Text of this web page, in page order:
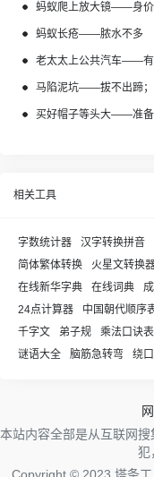
蚂蚁爬上放大镜——身价
蚂蚁长疮——脓水不多
老太太上公共汽车——
马陷泥坑——拔不出蹄；
买好帽子等头大——准
相关工具
字数统计器 汉字转换拼音
简体繁体转换
火星文转换
在线新华字典
在线词典
24点计算器
中国朝代顺序
千字文
弟子规 乘法口诀表
谜语大全
脑筋急转弯 绕
本站内容全部是从互联网
犯